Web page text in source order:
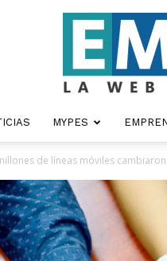
MYPES
de líneas móviles